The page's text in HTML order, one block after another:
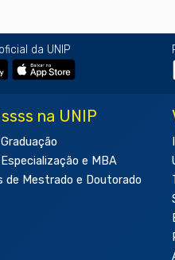
da UNIP
na UNIP
e MBA
de Mestrado e Doutorado